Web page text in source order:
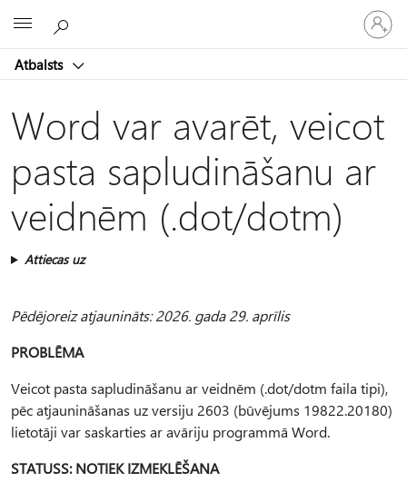
Atbalsts
savā
kontā
Word var avarēt, veicot
pasta sapludināšanu ar
veidnēm (.dot/dotm)
Attiecas uz
Pēdējoreiz atjaunināts: 2026. gada 29. aprīlis
PROBLĒMA
Veicot pasta sapludināšanu ar veidnēm (.dot/dotm faila tipi),
pēc atjaunināšanas uz versiju 2603 (būvējums 19822.20180)
lietotāji var saskarties ar avāriju programmā Word.
STATUSS: NOTIEK IZMEKLĒŠANA